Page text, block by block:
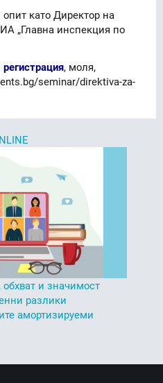
като Директор на
„Главна инспекция по
регистрация, моля,
seminar/direktiva-za-
и значимост
разлики
амортизируеми